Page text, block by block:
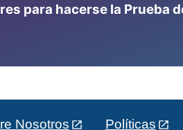
para hacerse la Prueba
Nosotros Políticas